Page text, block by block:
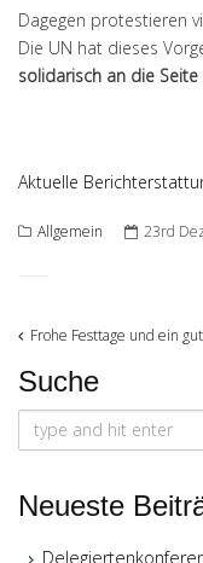
Dagegen protestieren
Die UN hat dieses
solidarisch an die
Aktuelle
Allgemein 23rd
Post
navigation
Frohe Festtage und ein
Suche
Search
for:
Neueste